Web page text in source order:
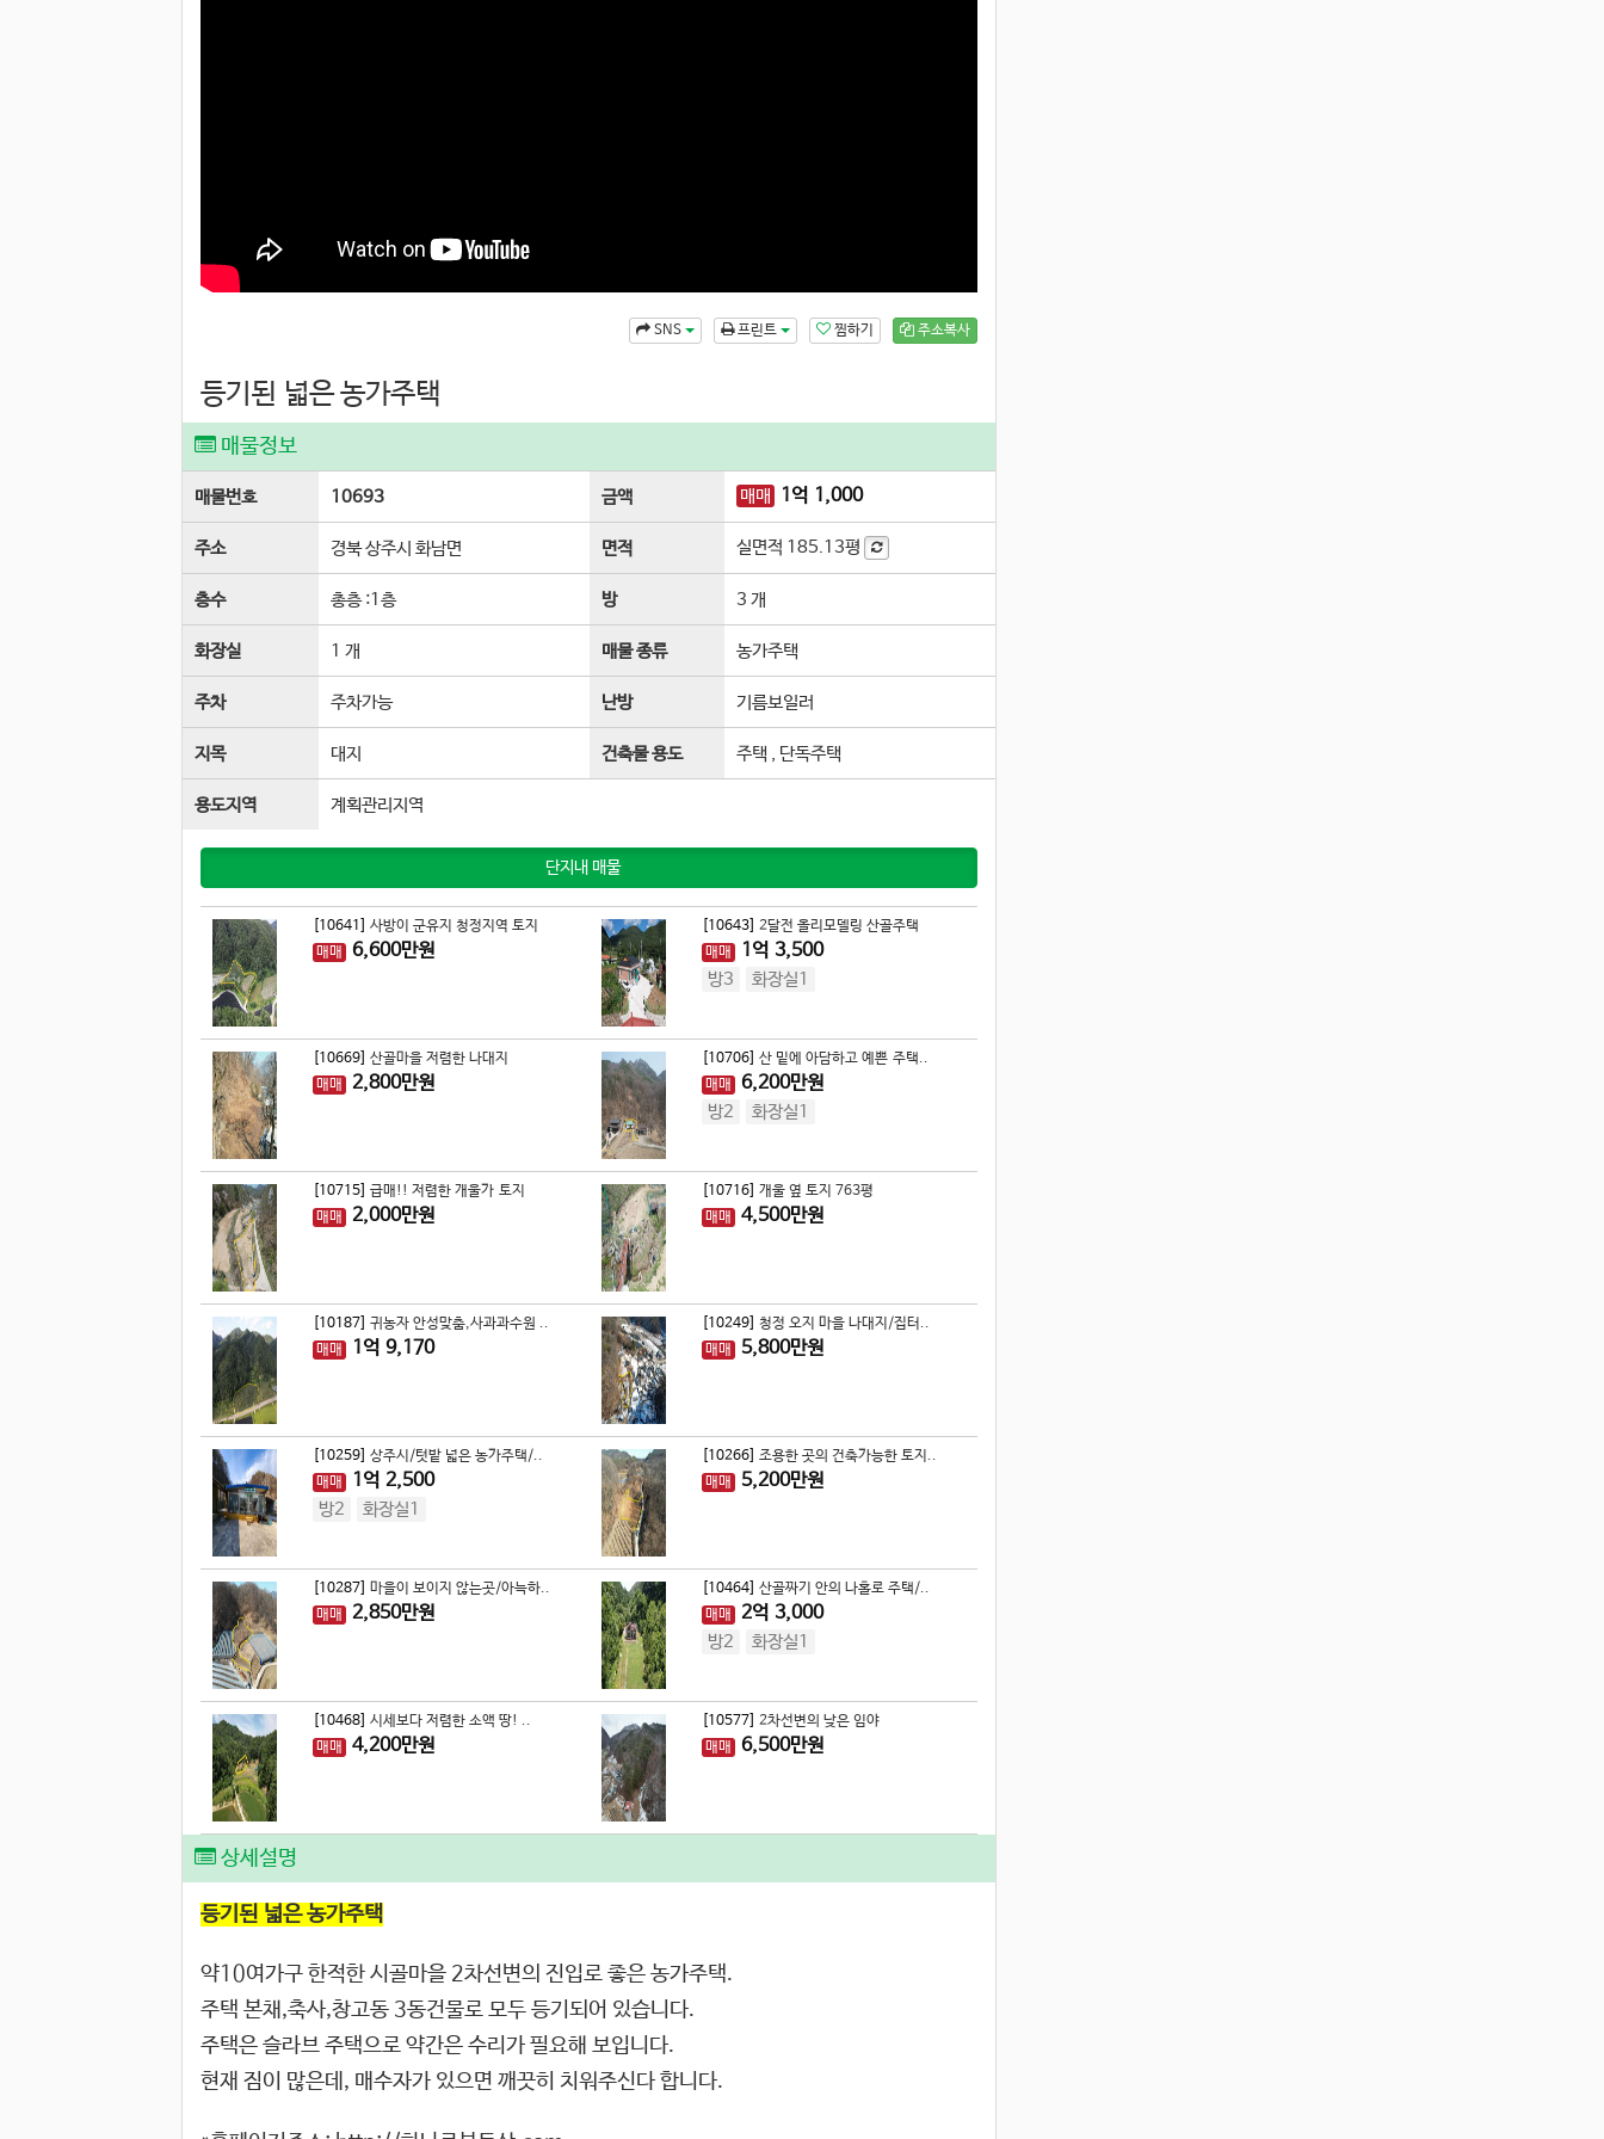
주소복사
찜하기
프린트
SNS
등기된 넓은 농가주택
매물정보
매물번호 10693 금액 매매 1억 1,000
주소 경북 상주시 화남면 면적 실면적 185.13평
층수 총층 :1 층 방 3 개
화장실 1 개 매물 종류 농가주택
주차 주차가능 난방 기름보일러
지목 대지 건축물 용도 주택 , 단독주택
용도지역 계획관리지역
단지내 매물
[10641]
사방이 군유지 청정지역 토지
매매
6,600만원
[10643] 2달전 올리모델링 산골주택
매매
1억 3,500
방3 화장실1
[10669] 산골마을 저렴한 나대지
매매
2,800만원
[10706] 산 밑에 아담하고 예쁜 주택..
매매
6,200만원
방2 화장실1
[10715] 급매!! 저렴한 개울가 토지
매매
2,000만원
[10716] 개울 옆 토지 763평
매매
4,500만원
[10187]
귀농자 안성맞춤,사과과수원 ..
매매
1억 9,170
[10249] 청정 오지 마을 나대지/집터..
매매
5,800만원
[10259] 상주시/텃밭 넓은 농가주택/..
매매
1억 2,500
방2 화장실1
[10266] 조용한 곳의 건축가능한 토지..
매매
5,200만원
[10287]
마을이 보이지 않는곳/아늑하..
매매
2,850만원
[10464] 산골짜기 안의 나홀로 주택/..
매매
2억 3,000
방2 화장실1
[10468] 시세보다 저렴한 소액 땅! ..
매매
4,200만원
[10577]
2차선변의 낮은 임야
매매
6,500만원
상세설명
등기된 넓은 농가주택
약10여가구 한적한 시골마을 2차선변의 진입로 좋은 농가주택.
주택 본채,축사,창고동 3동건물로 모두 등기되어 있습니다.
주택은 슬라브 주택으로 약간은 수리가 필요해 보입니다.
현재 짐이 많은데, 매수자가 있으면 깨끗히 치워주신다 합니다.